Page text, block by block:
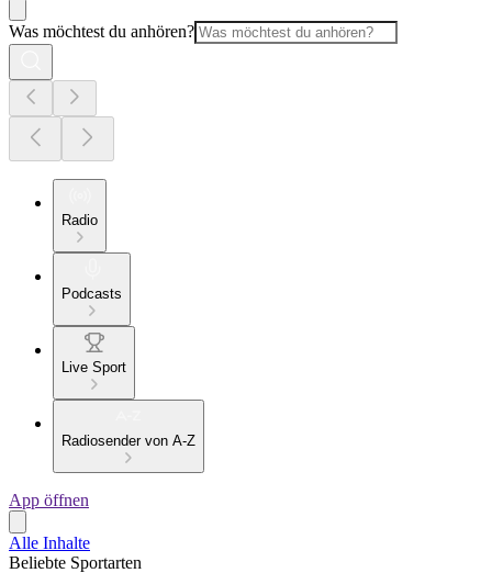
Was möchtest du anhören?
Radio
Podcasts
Live Sport
Radiosender von A-Z
App öffnen
Alle Inhalte
Beliebte Sportarten